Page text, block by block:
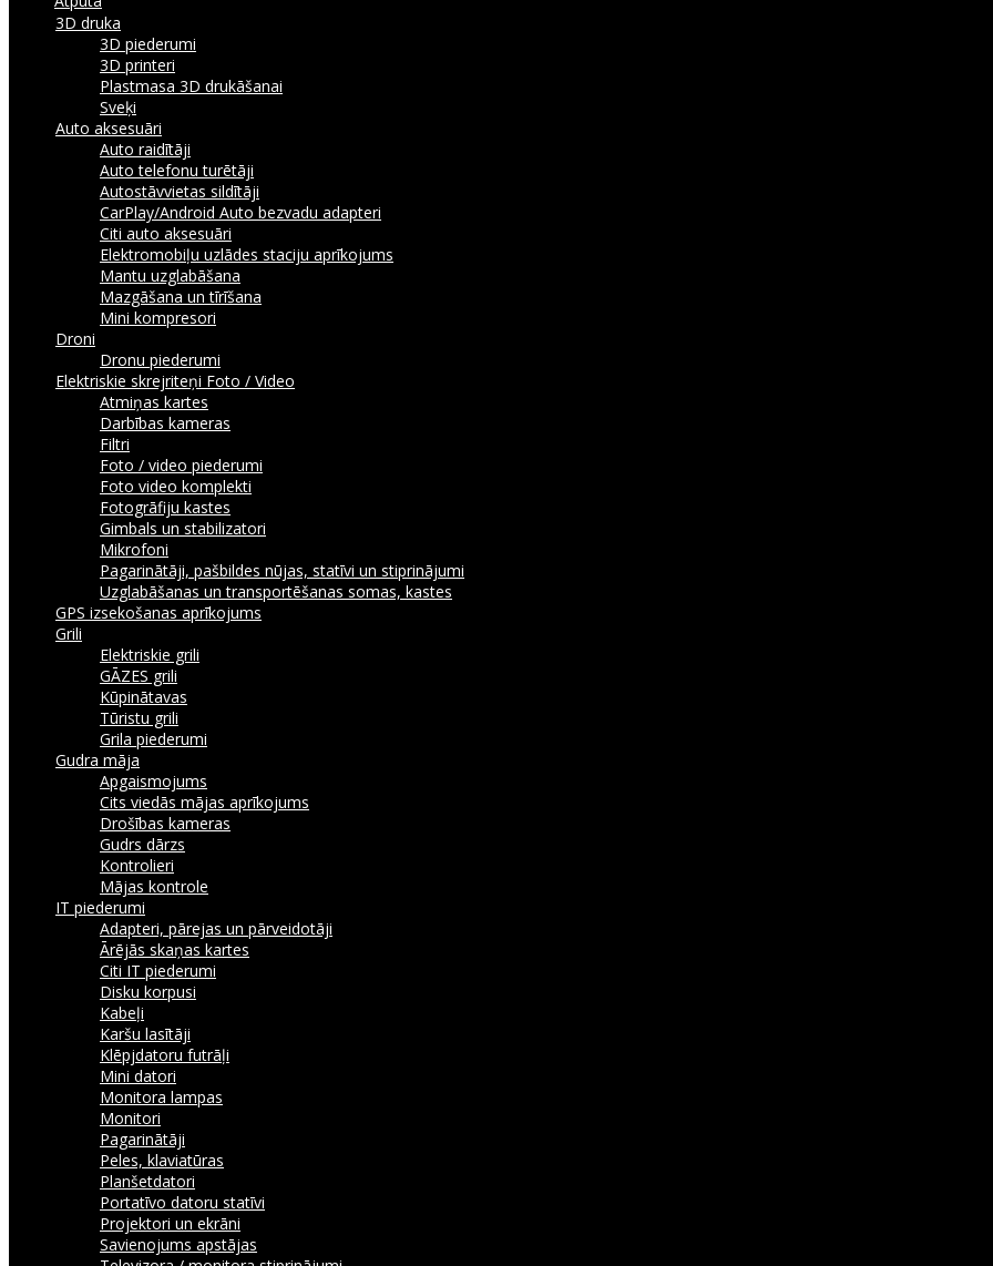
3D druka
3D piederumi
3D printeri
Plastmasa 3D drukāšanai
Sveķi
Auto aksesuāri
Auto raidītāji
Auto telefonu turētāji
Autostāvvietas sildītāji
CarPlay/Android Auto bezvadu adapteri
Citi auto aksesuāri
Elektromobiļu uzlādes staciju aprīkojums
Mantu uzglabāšana
Mazgāšana un tīrīšana
Mini kompresori
Droni
Dronu piederumi
Elektriskie skrejriteņi Foto / Video
Atmiņas kartes
Darbības kameras
Filtri
Foto / video piederumi
Foto video komplekti
Fotogrāfiju kastes
Gimbals un stabilizatori
Mikrofoni
Pagarinātāji, pašbildes nūjas, statīvi un stiprinājumi
Uzglabāšanas un transportēšanas somas, kastes
GPS izsekošanas aprīkojums
Grili
Elektriskie grili
GĀZES grili
Kūpinātavas
Tūristu grili
Grila piederumi
Gudra māja
Apgaismojums
Cits viedās mājas aprīkojums
Drošības kameras
Gudrs dārzs
Kontrolieri
Mājas kontrole
IT piederumi
Adapteri, pārejas un pārveidotāji
Ārējās skaņas kartes
Citi IT piederumi
Disku korpusi
Kabeļi
Karšu lasītāji
Klēpjdatoru futrāļi
Mini datori
Monitora lampas
Monitori
Pagarinātāji
Peles, klaviatūras
Planšetdatori
Portatīvo datoru statīvi
Projektori un ekrāni
Savienojums apstājas